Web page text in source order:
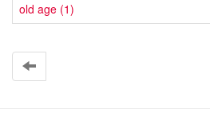
old age (1)